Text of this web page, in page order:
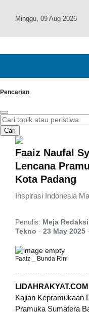
Minggu, 09 Aug 2026
Pencarian
Cari
Faaiz Naufal
Lencana
Kota Padang
Inspirasi Indonesia
Penulis: Meja
Tekno - 23 May 2025 -
Faaiz _ Bunda Rini
LIDAHRAKYAT.COM
Kajian Kepramukaan
Pramuka Sumatera